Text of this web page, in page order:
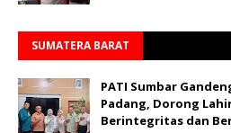
SUMATERA BARAT
PATI Sumbar
Padang, Dorong
Berintegritas dan